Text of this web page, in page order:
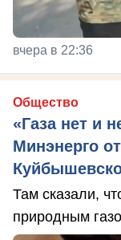
вчера в 22:36
Общество
«Газа нет и
Минэнерго
Там сказали,
природным